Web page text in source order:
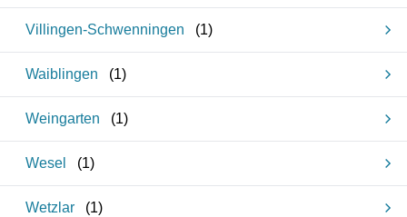
Villingen-Schwenningen (1)
Waiblingen (1)
Weingarten (1)
Wesel (1)
Wetzlar (1)